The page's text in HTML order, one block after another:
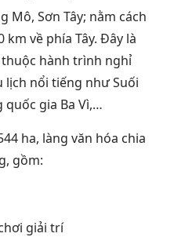
Mô, Sơn Tây; nằm cách
về phía Tây. Đây là
hành trình nghỉ
lịch nổi tiếng như Suối
quốc gia Ba Vì,…
ha, làng văn hóa chia
gồm:
giải trí